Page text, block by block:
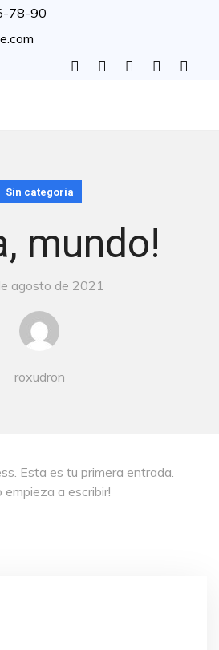
78-90
Sin categoría
mundo!
agosto de 2021
roxudron
Esta es tu primera entrada.
empieza a escribir!